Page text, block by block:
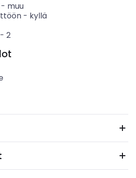
muu
- kyllä
2